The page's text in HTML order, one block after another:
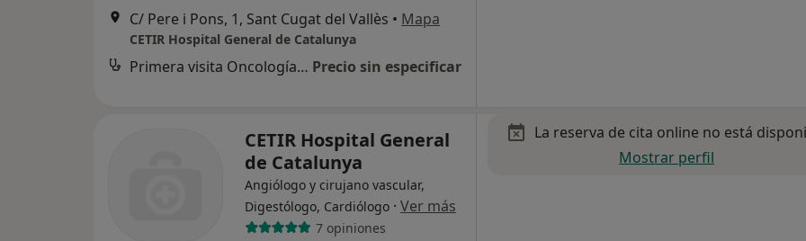
C/ Pere i Pons, 1, Sant Cugat del Vallès • Mapa
CETIR Hospital General de Catalunya
Primera visita Oncología Médica Precio sin especificar
CETIR Hospital General
de Catalunya
Angiólogo y cirujano vascular,
Digestólogo, Cardiólogo · Ver más
7 opiniones
La reserva de cita online no está
Mostrar perfil